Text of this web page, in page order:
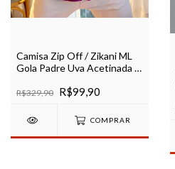
Camisa Zip Off / Zikani ML
Gola Padre Uva Acetinada -
R$329,90 R$99,90
COMPRAR